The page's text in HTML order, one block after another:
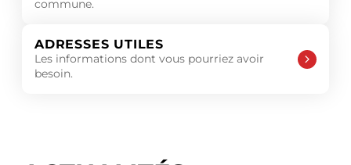
commune.
ADRESSES UTILES
Les informations dont vous pourriez avoir
besoin.